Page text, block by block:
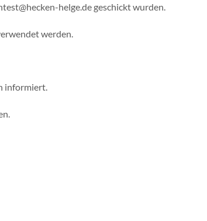
helge.de geschickt wurden.
werden.
informiert.